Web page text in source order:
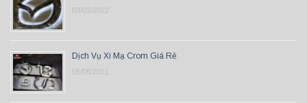
03/03/2022
Dịch Vụ Xi Mạ Crom Giá Rẻ
05/06/2021